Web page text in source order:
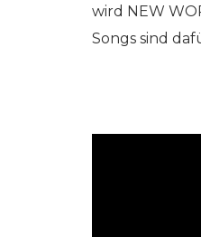
wird NEW
Songs sind